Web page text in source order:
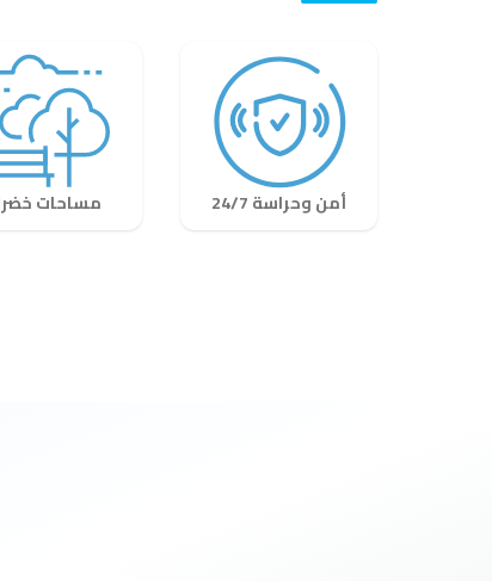
أمن وحراسة 24/7 مساحات